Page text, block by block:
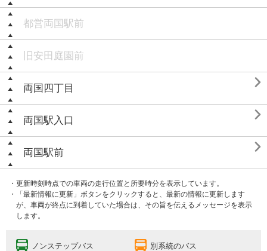
都営両国駅前
旧安田庭園前
両国四丁目 
両国駅入口 
両国駅前 
・更新時刻時点での車両の走行位置と所要時分を表示しています。
・「最新情報に更新」ボタンをクリックすると、最新の情報に更新します
が、車両が終点に到着していた場合は、その旨を伝えるメッセージを表示
します。
ノンステップバス 別系統のバス